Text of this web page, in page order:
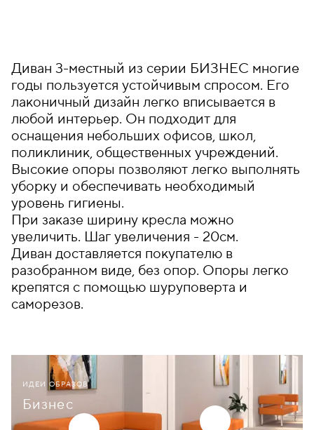
Диван 3-местный из серии БИЗНЕС многие
годы пользуется устойчивым спросом. Его
лаконичный дизайн легко вписывается в
любой интерьер. Он подходит для
оснащения небольших офисов, школ,
поликлиник, общественных учреждений.
Высокие опоры позволяют легко выполнять
уборку и обеспечивать необходимый
уровень гигиены.
При заказе ширину кресла можно
увеличить. Шаг увеличения - 20см.
Диван доставляется покупателю в
разобранном виде, без опор. Опоры легко
крепятся с помощью шуруповерта и
саморезов.
ИДЕИ ОБРАЗОВ
Бизнес